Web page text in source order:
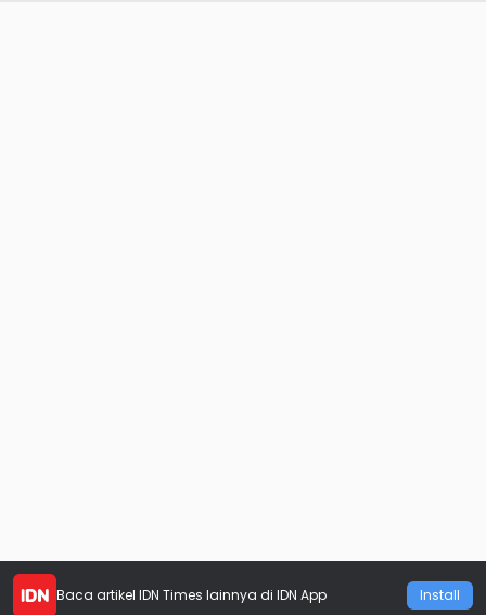
Baca artikel IDN Times lainnya di IDN App Install